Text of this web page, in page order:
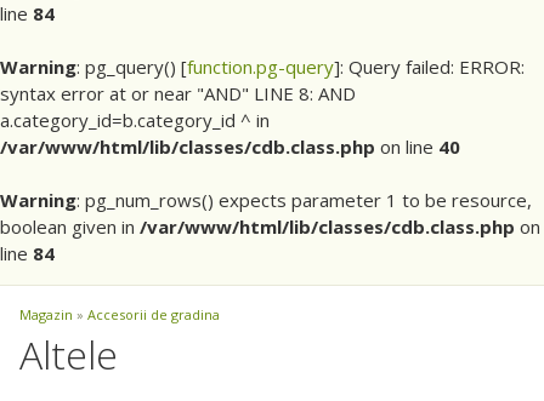
line 84
Warning: pg_query() [function.pg-query]: Query failed: ERROR:
syntax error at or near "AND" LINE 8: AND
a.category_id=b.category_id ^ in
/var/www/html/lib/classes/cdb.class.php on line 40
Warning: pg_num_rows() expects parameter 1 to be resource,
boolean given in /var/www/html/lib/classes/cdb.class.php on
line 84
Magazin » Accesorii de gradina
Altele